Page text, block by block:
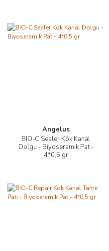
Angelus
BIO-C Sealer Kök Kanal
Dolgu - Biyoseramik Pat -
4*0,5 gr